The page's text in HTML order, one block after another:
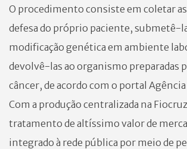
O procedimento consiste em coletar as
defesa do próprio paciente, submetê-
modificação genética em ambiente
devolvê-las ao organismo preparadas
câncer, de acordo com o portal
Com a produção centralizada na
tratamento de altíssimo valor de
integrado à rede pública por meio de